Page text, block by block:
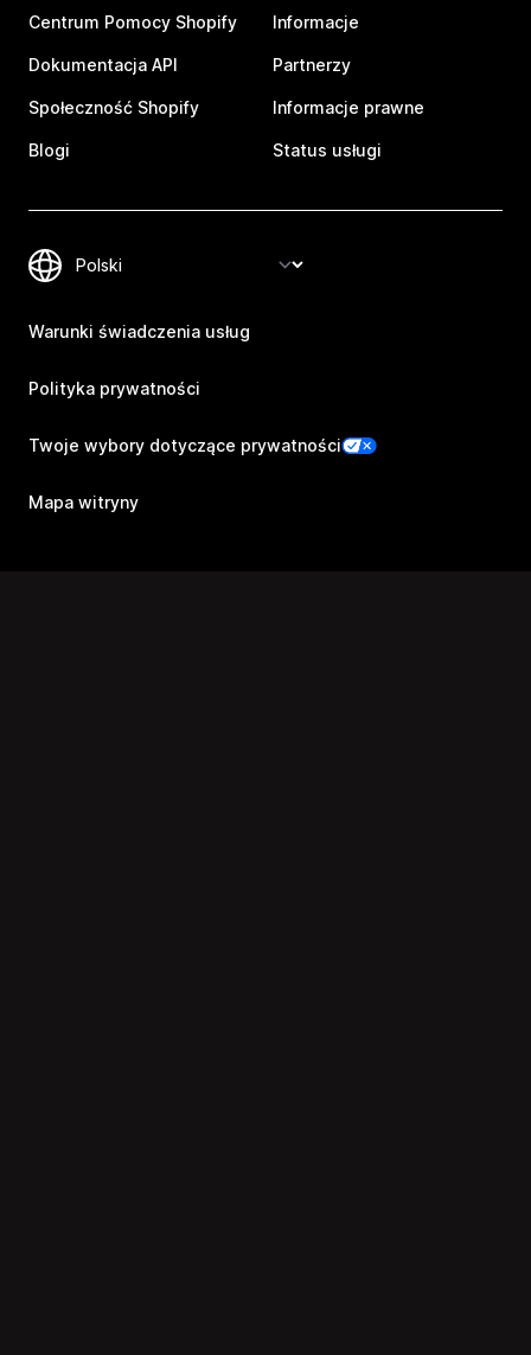
Centrum Pomocy Shopify
Dokumentacja API
Społeczność Shopify
Blogi
Informacje
Partnerzy
Informacje prawne
Status usługi
Warunki świadczenia usług
Polityka prywatności
Twoje wybory dotyczące prywatności
Mapa witryny